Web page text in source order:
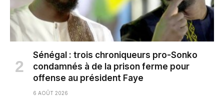
Sénégal : trois chroniqueurs pro-Sonko
condamnés à de la prison ferme pour
offense au président Faye
6 AOÛT 2026